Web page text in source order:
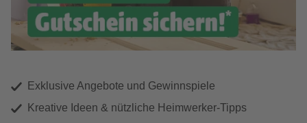
Exklusive Angebote und Gewinnspiele
Kreative Ideen & nützliche Heimwerker-Tipps